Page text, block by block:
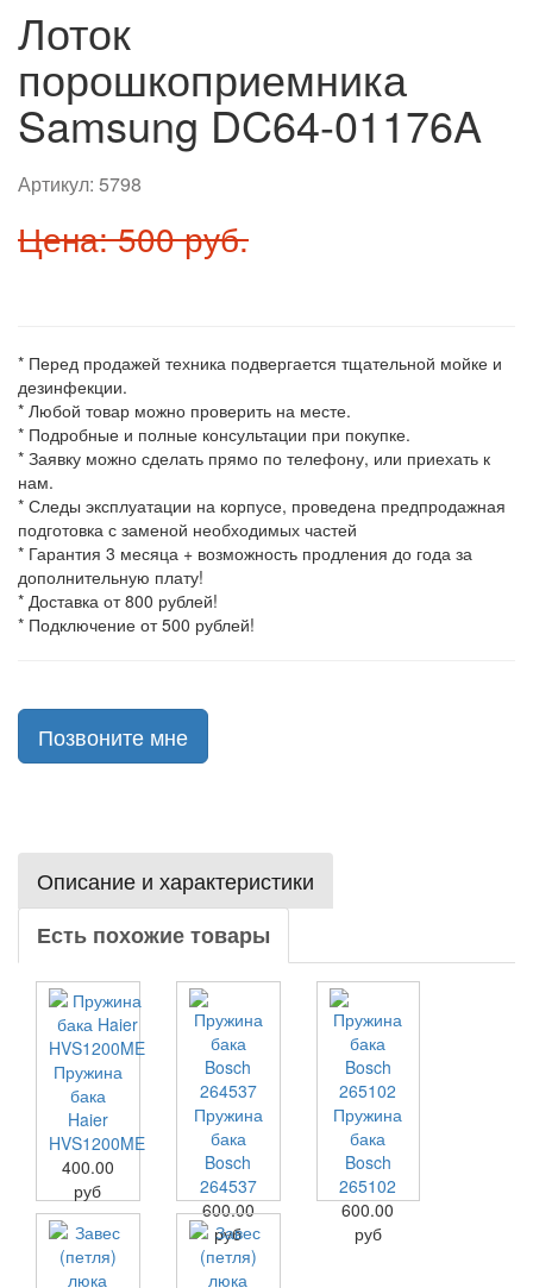
Лоток
порошкоприемника
Samsung DC64-01176A
Артикул: 5798
Цена: 500 руб.
* Перед продажей техника подвергается тщательной мойке и
дезинфекции.
* Любой товар можно проверить на месте.
* Подробные и полные консультации при покупке.
* Заявку можно сделать прямо по телефону, или приехать к
нам.
* Следы эксплуатации на корпусе, проведена предпродажная
подготовка с заменой необходимых частей
* Гарантия 3 месяца + возможность продления до года за
дополнительную плату!
* Доставка от 800 рублей!
* Подключение от 500 рублей!
Позвоните мне
Описание и характеристики
Есть похожие товары
Пружина
бака
Haier
HVS1200ME
400.00
руб
Пружина
бака
Bosch
264537
600.00
руб
Пружина
бака
Bosch
265102
600.00
руб